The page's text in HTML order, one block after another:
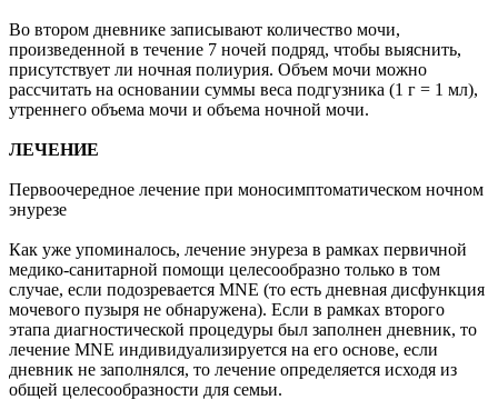
Во втором дневнике записывают количество мочи,
произведенной в течение 7 ночей подряд, чтобы выяснить,
присутствует ли ночная полиурия. Объем мочи можно
рассчитать на основании суммы веса подгузника (1 г = 1 мл),
утреннего объема мочи и объема ночной мочи.
ЛЕЧЕНИЕ
Первоочередное лечение при моносимптоматическом ночном
энурезе
Как уже упоминалось, лечение энуреза в рамках первичной
медико-санитарной помощи целесообразно только в том
случае, если подозревается MNE (то есть дневная дисфункция
мочевого пузыря не обнаружена). Если в рамках второго
этапа диагностической процедуры был заполнен дневник, то
лечение MNE индивидуализируется на его основе, если
дневник не заполнялся, то лечение определяется исходя из
общей целесообразности для семьи.